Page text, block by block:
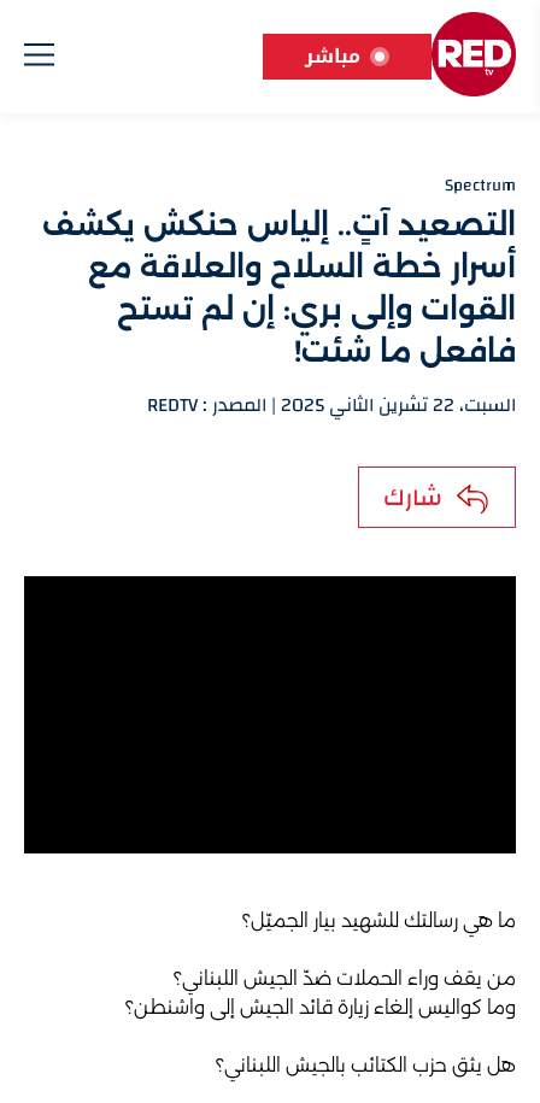
مباشر
Spectrum
التصعيد آتٍ.. إلياس حنكش يكشف
أسرار خطة السلاح والعلاقة مع
القوات وإلى بري: إن لم تستح
فافعل ما شئت!
السبت، 22 تشرين الثاني 2025 | المصدر : REDTV
شارك
ما هي رسالتك للشهيد بيار الجميّل؟
من يقف وراء الحملات ضدّ الجيش اللبناني؟
وما كواليس إلغاء زيارة قائد الجيش إلى واشنطن؟
هل يثق حزب الكتائب بالجيش اللبناني؟